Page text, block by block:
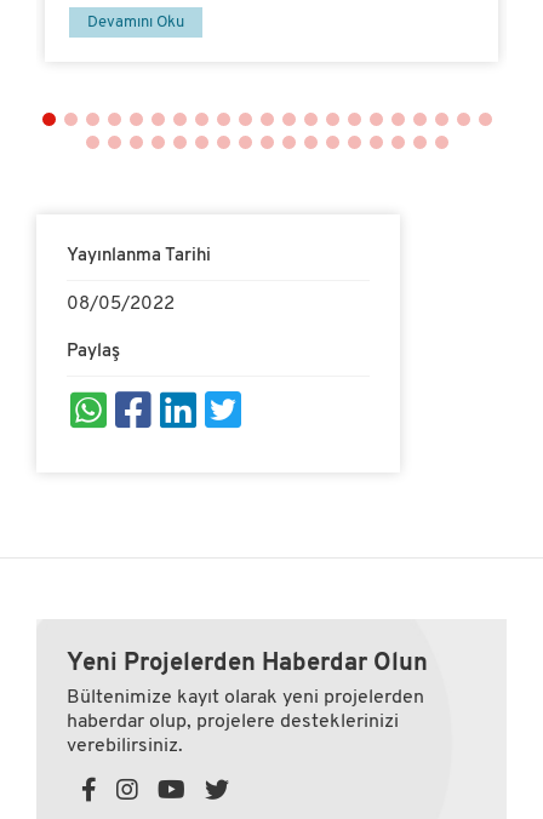
Devamını Oku
Yayınlanma Tarihi
08/05/2022
Paylaş
Yeni Projelerden Haberdar Olun
Bültenimize kayıt olarak yeni projelerden
haberdar olup, projelere desteklerinizi
verebilirsiniz.